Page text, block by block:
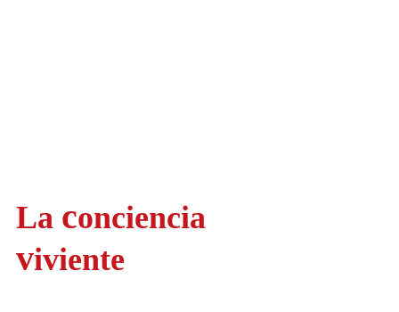
La conciencia
viviente